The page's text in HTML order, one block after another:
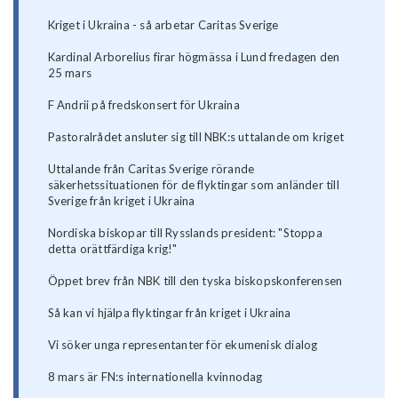
Kriget i Ukraina - så arbetar Caritas Sverige
Kardinal Arborelius firar högmässa i Lund fredagen den
25 mars
F Andrii på fredskonsert för Ukraina
Pastoralrådet ansluter sig till NBK:s uttalande om kriget
Uttalande från Caritas Sverige rörande
säkerhetssituationen för de flyktingar som anländer till
Sverige från kriget i Ukraina
Nordiska biskopar till Rysslands president: "Stoppa
detta orättfärdiga krig!"
Öppet brev från NBK till den tyska biskopskonferensen
Så kan vi hjälpa flyktingar från kriget i Ukraina
Vi söker unga representanter för ekumenisk dialog
8 mars är FN:s internationella kvinnodag